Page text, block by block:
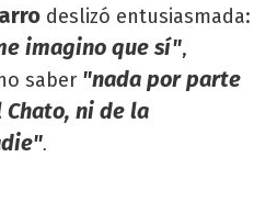
deslizó entusiasmada:
imagino que sí",
saber "nada por parte
ni de la
.